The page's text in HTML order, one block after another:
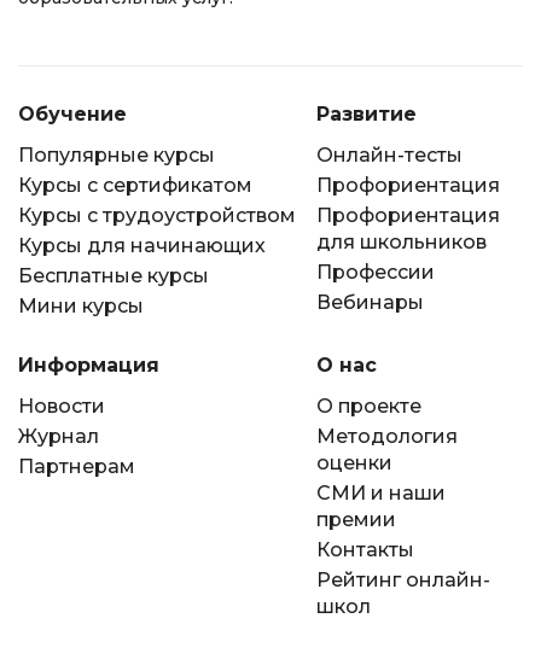
Обучение
Популярные курсы
Курсы с сертификатом
Курсы с трудоустройством
Курсы для начинающих
Бесплатные курсы
Мини курсы
Развитие
Онлайн-тесты
Профориентация
Профориентация
для школьников
Профессии
Вебинары
Информация
Новости
Журнал
Партнерам
О нас
О проекте
Методология
оценки
СМИ и наши
премии
Контакты
Рейтинг онлайн-
школ